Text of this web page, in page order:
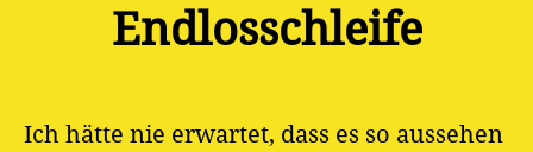
Endlosschleife
Ich hätte nie erwartet, dass es so aussehen